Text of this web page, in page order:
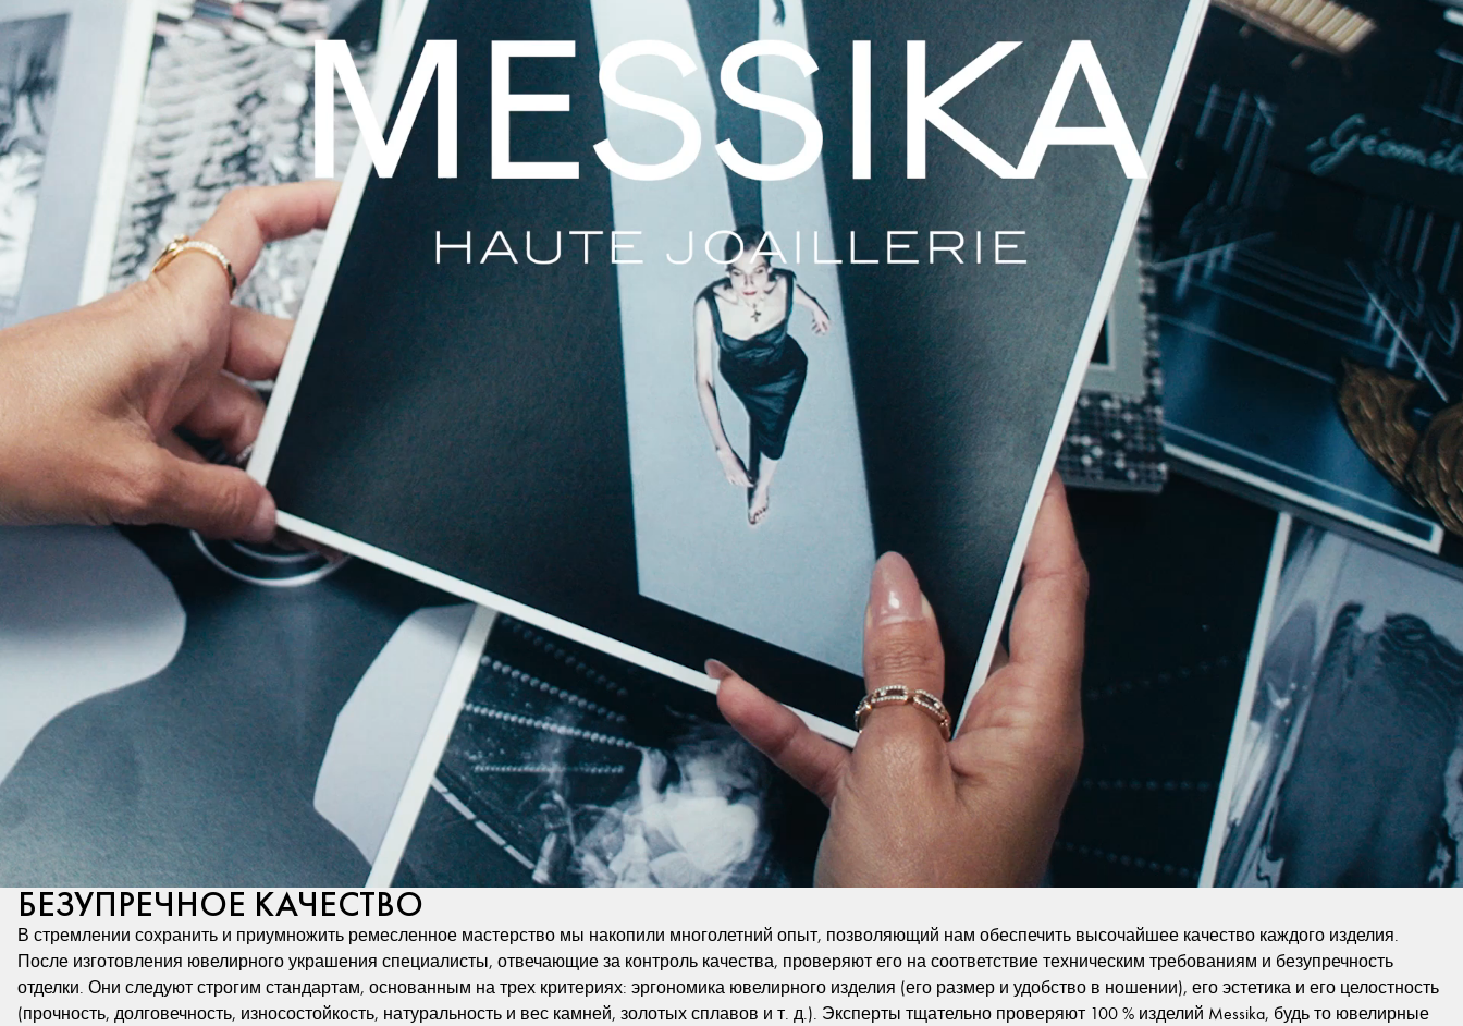
БЕЗУПРЕЧНОЕ КАЧЕСТВО
В стремлении сохранить и приумножить ремесленное мастерство мы накопили многолетний опыт, позволяющий нам обеспечить высочайшее качество каждого изделия.
После изготовления ювелирного украшения специалисты, отвечающие за контроль качества, проверяют его на соответствие техническим требованиям и безупречность
отделки. Они следуют строгим стандартам, основанным на трех критериях: эргономика ювелирного изделия (его размер и удобство в ношении), его эстетика и его целостность
(прочность, долговечность, износостойкость, натуральность и вес камней, золотых сплавов и т. д.). Эксперты тщательно проверяют 100 % изделий Messika, будь то ювелирные